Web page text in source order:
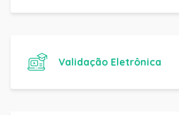
Validação Eletrônica